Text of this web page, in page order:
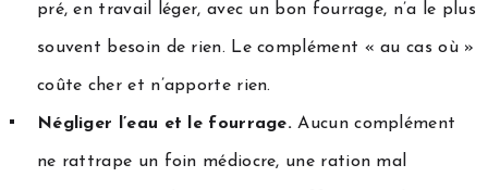
pré, en travail léger, avec un bon fourrage, n’a le plus
souvent besoin de rien. Le complément « au cas où »
coûte cher et n’apporte rien.
Négliger l’eau et le fourrage. Aucun complément
ne rattrape un foin médiocre, une ration mal